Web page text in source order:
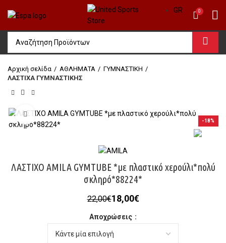
GR 0
Αρχική σελίδα ΑΘΛΗΜΑΤΑ
ΓΥΜΝΑΣΤΙΚΗ
ΛΑΣΤΙΧΑ ΓΥΜΝΑΣΤΙΚΗΣ
-18%
Click to enlarge
ΛΑΣΤΙΧΟ AMILA GYMTUBE *με πλαστικό χερούλι*πολύ
σκληρό*88224*
22,00€Original
was:
22,00€.
18,00€Η
Αποχρώσεις